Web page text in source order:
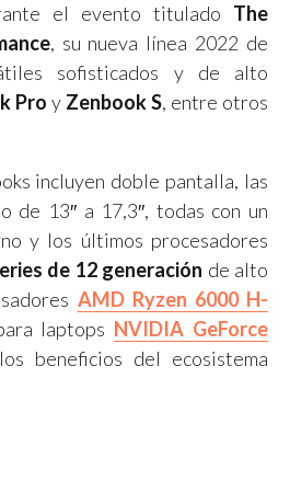
el evento titulado The
, su nueva línea 2022 de
sofisticados y de alto
Pro y Zenbook S, entre otros
incluyen doble pantalla, las
de 13″ a 17,3″, todas con un
y los últimos procesadores
de 12 generación de alto
AMD Ryzen 6000 H-
laptops NVIDIA GeForce
beneficios del ecosistema